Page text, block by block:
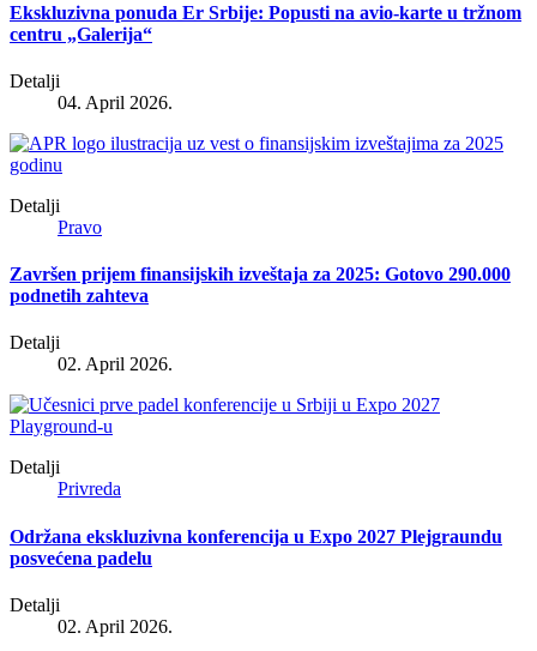
Ekskluzivna ponuda Er Srbije: Popusti na avio-karte u tržnom
centru „Galerija“
Detalji
04. April 2026.
Detalji
Pravo
Završen prijem finansijskih izveštaja za 2025: Gotovo 290.000
podnetih zahteva
Detalji
02. April 2026.
Detalji
Privreda
Održana ekskluzivna konferencija u Expo 2027 Plejgraundu
posvećena padelu
Detalji
02. April 2026.